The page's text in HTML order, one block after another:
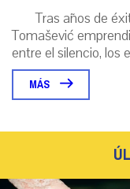
Tras años de
Tomašević
entre el silencio, los
MÁS